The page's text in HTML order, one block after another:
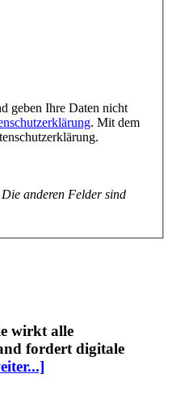
geben Ihre Daten nicht
. Mit dem
anderen Felder sind
wirkt alle
fordert digitale